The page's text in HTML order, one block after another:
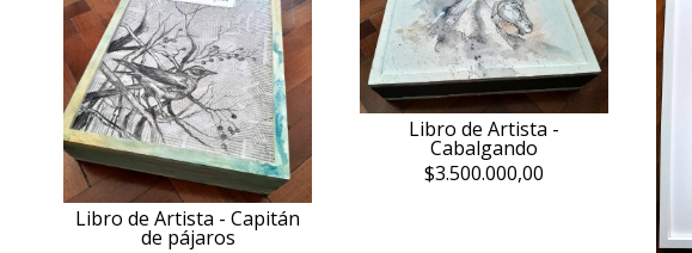
Libro de Artista - Capitán
de pájaros
Libro de Artista -
Cabalgando
$3.500.000,00